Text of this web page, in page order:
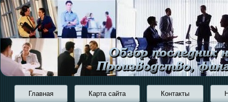
Главная Карта сайта Контакты